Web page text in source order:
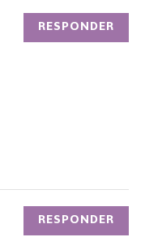
RESPONDER
RESPONDER